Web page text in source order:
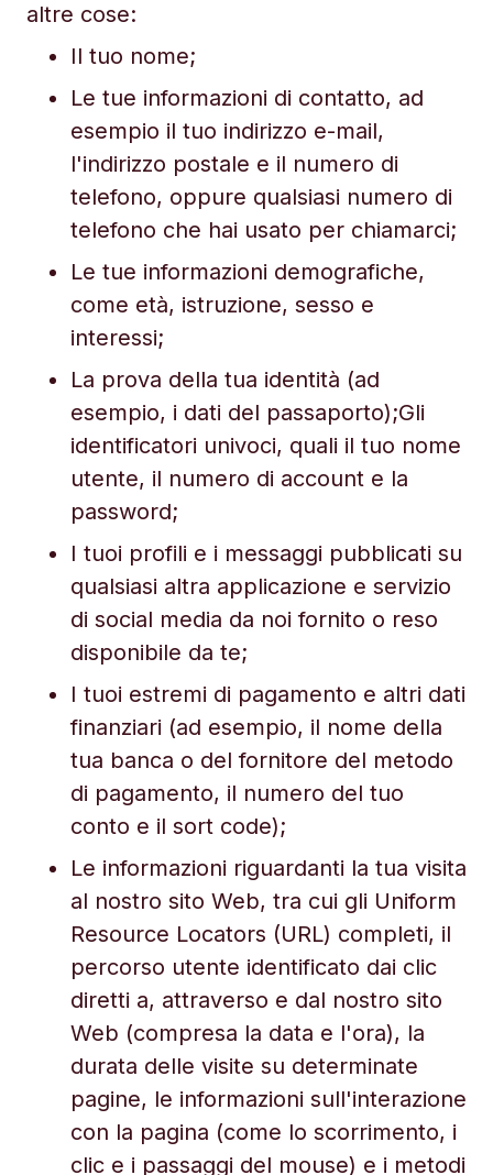
altre cose:
Il tuo nome;
Le tue informazioni di contatto, ad
esempio il tuo indirizzo e-mail,
l'indirizzo postale e il numero di
telefono, oppure qualsiasi numero di
telefono che hai usato per chiamarci;
Le tue informazioni demografiche,
come età, istruzione, sesso e
interessi;
La prova della tua identità (ad
esempio, i dati del passaporto);Gli
identificatori univoci, quali il tuo nome
utente, il numero di account e la
password;
I tuoi profili e i messaggi pubblicati su
qualsiasi altra applicazione e servizio
di social media da noi fornito o reso
disponibile da te;
I tuoi estremi di pagamento e altri dati
finanziari (ad esempio, il nome della
tua banca o del fornitore del metodo
di pagamento, il numero del tuo
conto e il sort code);
Le informazioni riguardanti la tua visita
al nostro sito Web, tra cui gli Uniform
Resource Locators (URL) completi, il
percorso utente identificato dai clic
diretti a, attraverso e dal nostro sito
Web (compresa la data e l'ora), la
durata delle visite su determinate
pagine, le informazioni sull'interazione
con la pagina (come lo scorrimento, i
clic e i passaggi del mouse) e i metodi